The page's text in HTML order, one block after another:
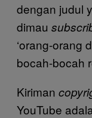
dengan judul
dimau
‘orang-orang
bocah-bocah
Kiriman
YouTube